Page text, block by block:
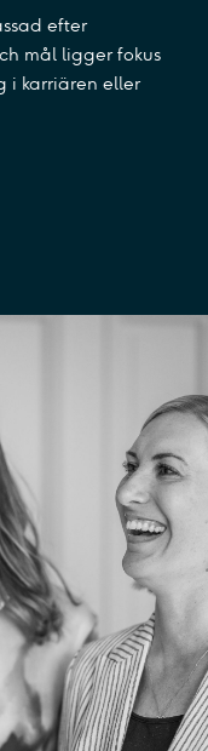
efter
mål ligger fokus
i karriären eller